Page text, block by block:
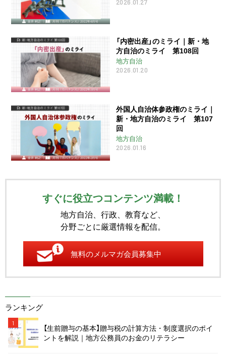
「内密出産」のミライ｜新・地
方自治のミライ 第108回
地方自治
2026.01.20
外国人自治体参政権のミライ｜
新・地方自治のミライ 第107
回
地方自治
2026.01.16
すぐに役立つコンテンツ満載！
地方自治、行政、教育など、
分野ごとに厳選情報を配信。
無料のメルマガ会員募集中
ランキング
1
【生前贈与の基本】贈与税の計算方法・制度選択のポイ
ントを解説｜地方公務員のお金のリテラシー